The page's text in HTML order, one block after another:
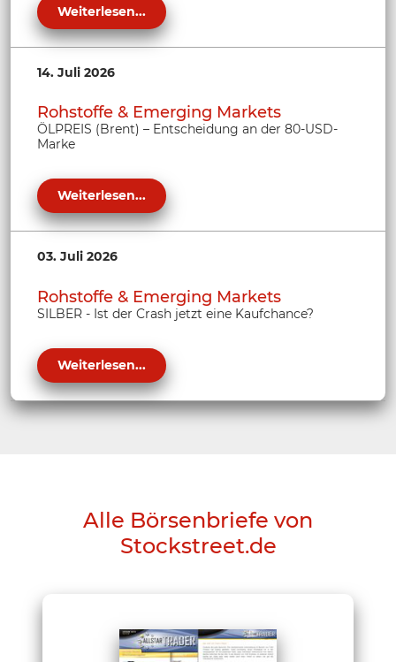
Weiterlesen...
14. Juli 2026
Rohstoffe & Emerging Markets
ÖLPREIS (Brent) – Entscheidung an der 80-USD-
Marke
Weiterlesen...
03. Juli 2026
Rohstoffe & Emerging Markets
SILBER - Ist der Crash jetzt eine Kaufchance?
Weiterlesen...
Alle Börsenbriefe von
Stockstreet.de